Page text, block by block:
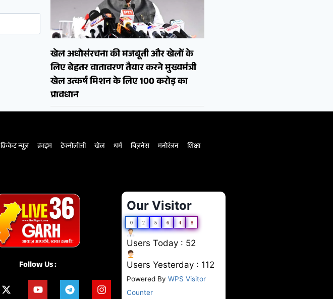
खेल अधोसंरचना की मजबूती और खेलों के
लिए बेहतर वातावरण तैयार करने मुख्यमंत्री
खेल उत्कर्ष मिशन के लिए 100 करोड़ का
प्रावधान
क्रिकेट न्यूज़ क्राइम टेक्नोलॉजी खेल धर्म बिज़नेस मनोरंजन शिक्षा
Follow Us :
Our Visitor
0 2 5 6 4 8
Users Today : 52
Users Yesterday : 112
Powered By WPS Visitor
Counter